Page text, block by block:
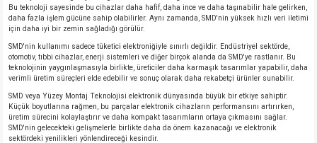
Bu teknoloji sayesinde bu cihazlar daha hafif, daha ince ve daha taşınabilir hale gelirken,
daha fazla işlem gücüne sahip olabilirler. Aynı zamanda, SMD'nin yüksek hızlı veri iletimi
için daha iyi bir zemin sağladığı görülür.
SMD'nin kullanımı sadece tüketici elektroniğiyle sınırlı değildir. Endüstriyel sektörde,
otomotiv, tıbbi cihazlar, enerji sistemleri ve diğer birçok alanda da SMD'ye rastlanır. Bu
teknolojinin yaygınlaşmasıyla birlikte, üreticiler daha karmaşık tasarımlar yapabilir, daha
verimli üretim süreçleri elde edebilir ve sonuç olarak daha rekabetçi ürünler sunabilir.
SMD veya Yüzey Montaj Teknolojisi elektronik dünyasında büyük bir etkiye sahiptir.
Küçük boyutlarına rağmen, bu parçalar elektronik cihazların performansını artırırken,
üretim sürecini kolaylaştırır ve daha kompakt tasarımların ortaya çıkmasını sağlar.
SMD'nin gelecekteki gelişmelerle birlikte daha da önem kazanacağı ve elektronik
sektördeki yenilikleri yönlendireceği kesindir.